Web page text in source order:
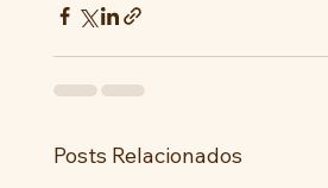
Posts Relacionados